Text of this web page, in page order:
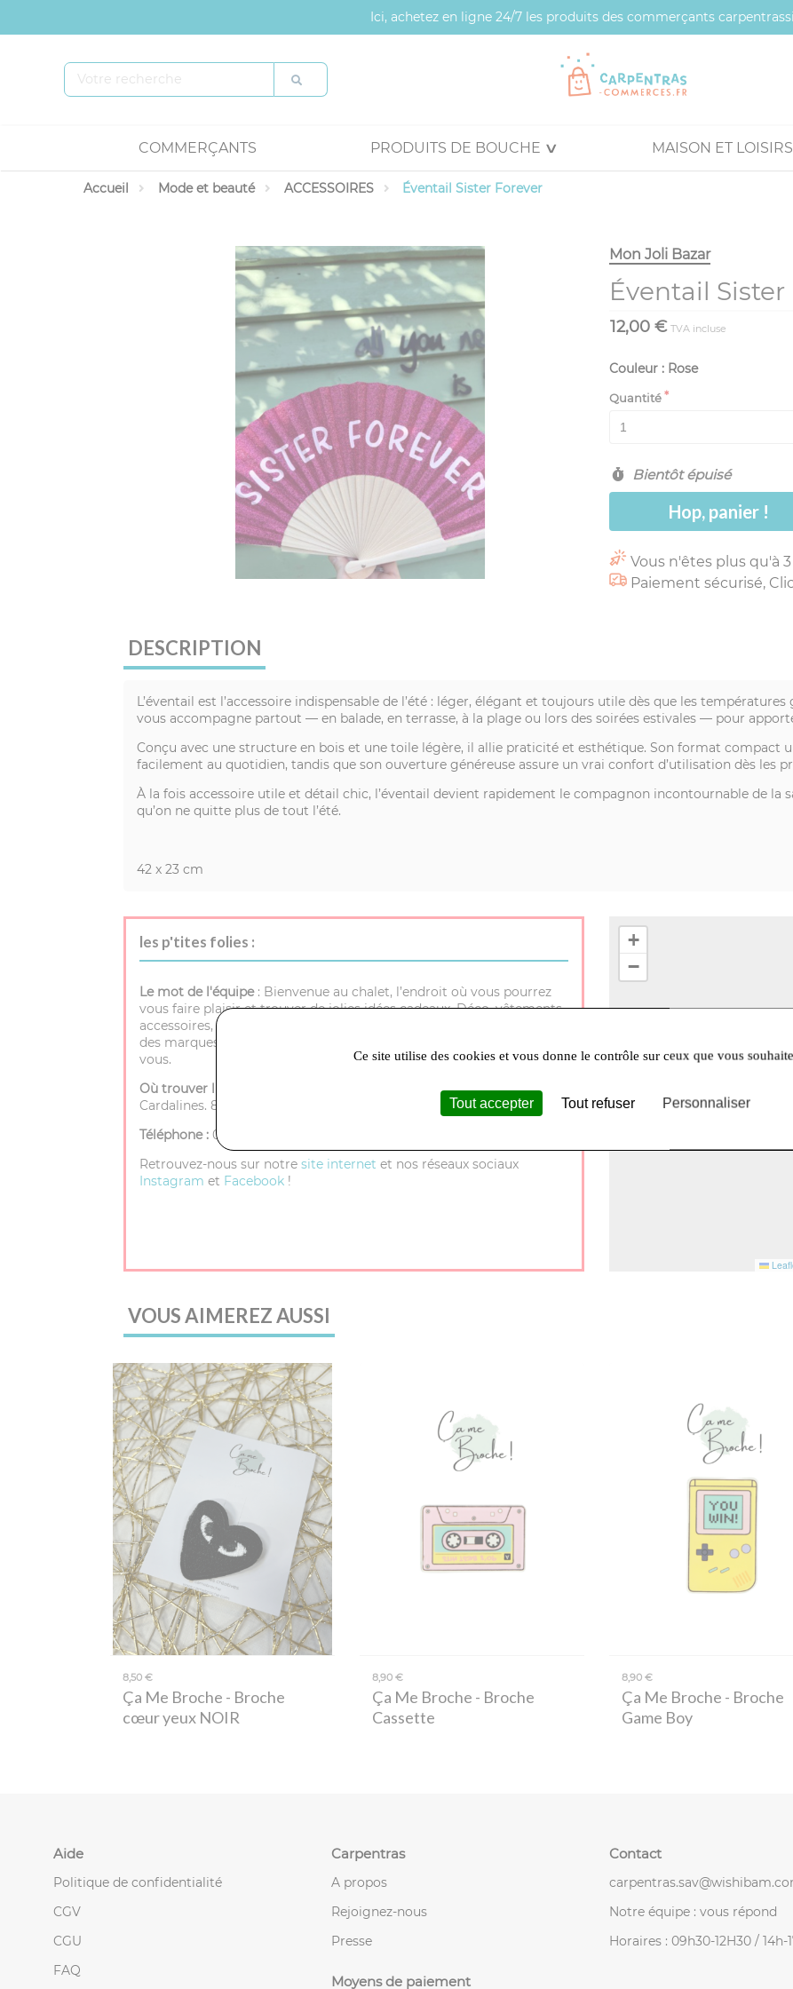
Ici, achetez en ligne 24/7 les produits des commerçants
COMMERÇANTS PRODUITS DE BOUCHE MAISON ET LOISIRS
Accueil Mode et beauté ACCESSOIRES Éventail Sister Forever
Mon Joli Bazar
Éventail Sister
12,00 € TVA incluse
Couleur : Rose
Quantité
Bientôt épuisé
Hop, panier !
Vous n'êtes plus qu'à
Paiement sécurisé,
DESCRIPTION
L’éventail est l’accessoire indispensable de l’été : léger, élégant et toujours utile dès que les
vous accompagne partout — en balade, en terrasse, à la plage ou lors des soirées estivales — pour
Conçu avec une structure en bois et une toile légère, il allie praticité et esthétique. Son format compact
facilement au quotidien, tandis que son ouverture généreuse assure un vrai confort d’utilisation dès les
À la fois accessoire utile et détail chic, l’éventail devient rapidement le compagnon incontournable de la
qu’on ne quitte plus de tout l’été.
42 x 23 cm
les p'tites folies :
Le mot de l'équipe: Bienvenue au chalet, l’endroit où vous pourrez
vous faire plaisir et trouver de jolies idées cadeaux. Déco, vêtements,
accessoires, bijoux fait main, des articles sélectionnés avec amour,
des marques made in France et un accueil privilégié sur rendez-
vous.
Où trouver l'atelier
(sur rendez-vous uniquement):73 chemin des
Cardalines. 84200 Carpentras
Téléphone :0621602106
Retrouvez-nous sur notresite internet et nos réseaux sociaux
Instagram et Facebook !
+
−
VOUS AIMEREZ AUSSI
8,50 €
Ça Me Broche - Broche
cœur yeux NOIR
8,90 €
Ça Me Broche - Broche
Cassette
8,90 €
Ça Me Broche - Broche
Game Boy
Aide
Politique de confidentialité
CGV
CGU
FAQ
Carpentras
A propos
Rejoignez-nous
Presse
Moyens de paiement
Contact
Notre équipe : vous répond
Horaires : 09h30-12H30 / 14h-
Ce site utilise des cookies et vous donne le contrôle sur ceux que vous
Tout accepter Tout refuser Personnaliser